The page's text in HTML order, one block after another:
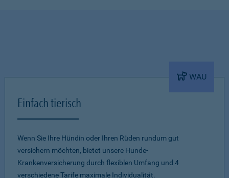
WAU
Einfach tierisch
Wenn Sie Ihre Hündin oder Ihren Rüden rundum gut
versichern möchten, bietet unsere Hunde-
Krankenversicherung durch flexiblen Umfang und 4
verschiedene Tarife maximale Individualität.